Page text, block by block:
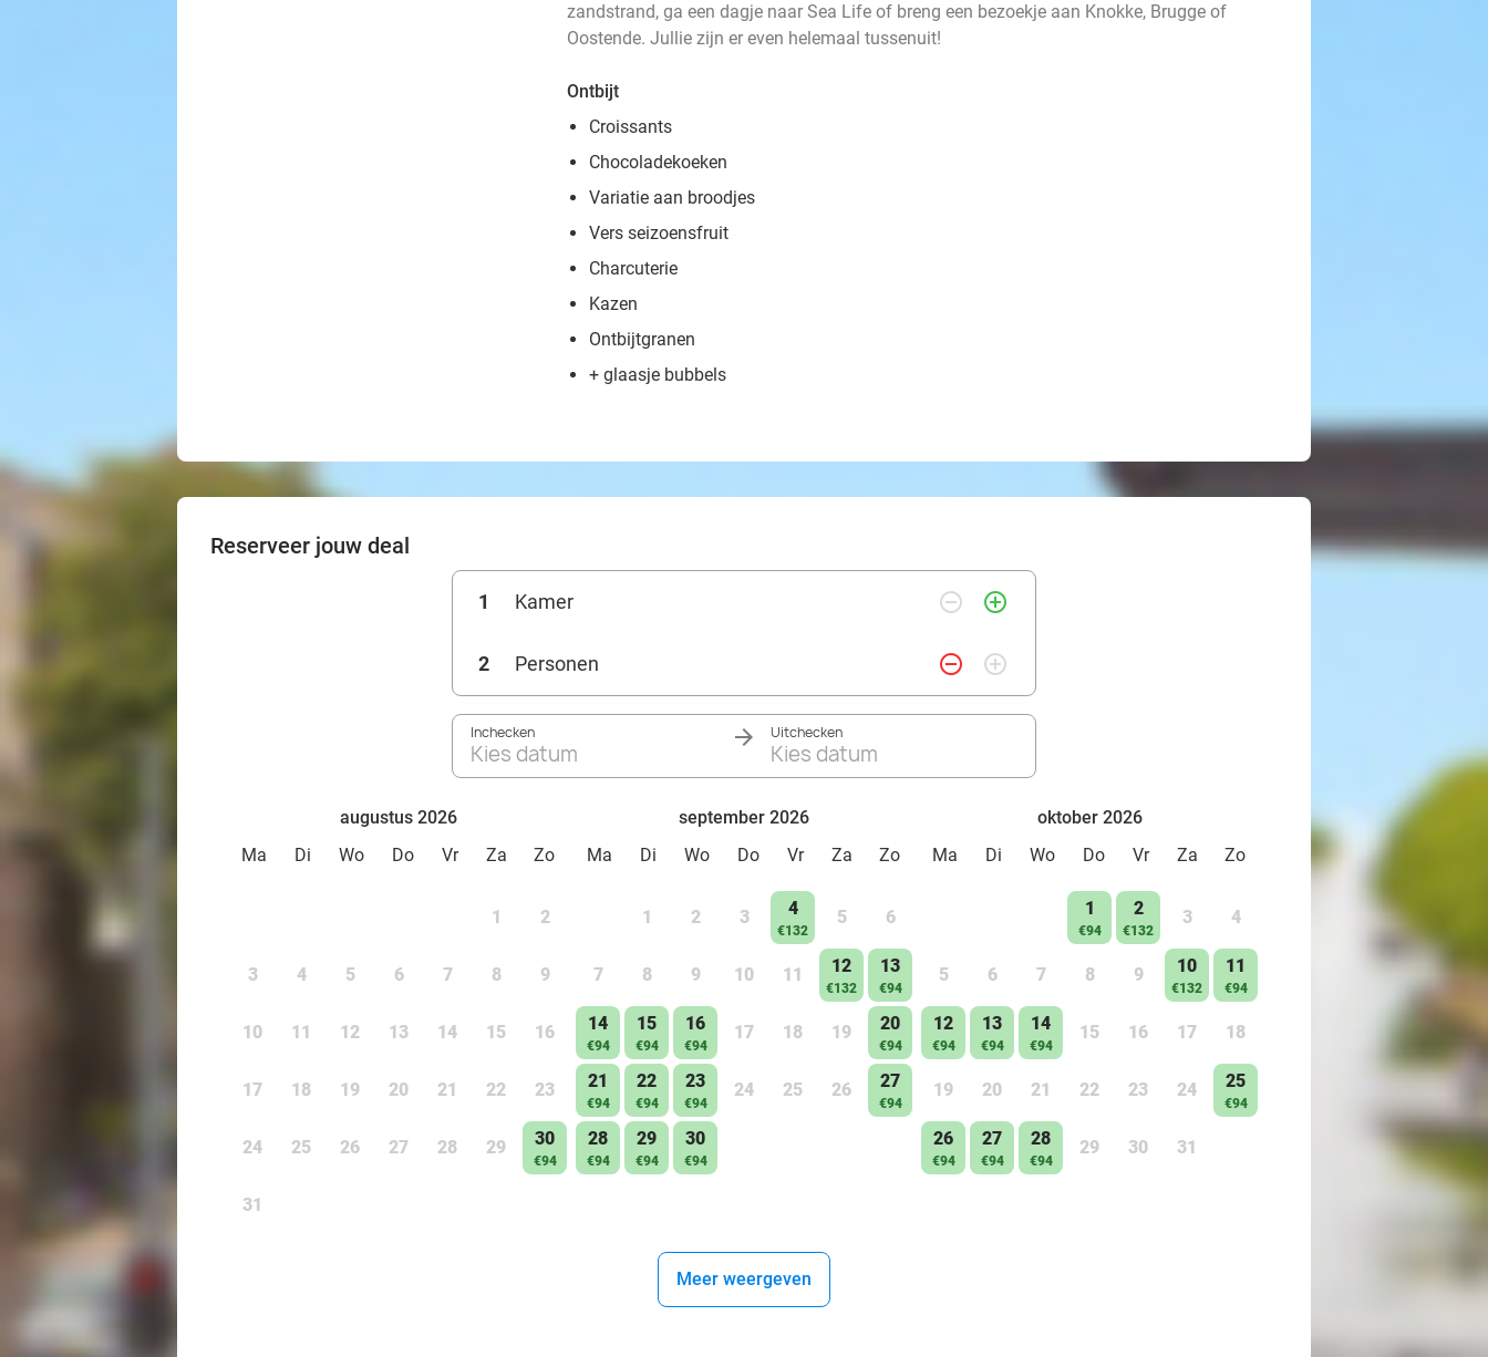
zandstrand, ga een dagje naar Sea Life of breng een bezoekje aan Knokke, Brugge of
Oostende. Jullie zijn er even helemaal tussenuit!
Ontbijt
Croissants
Chocoladekoeken
Variatie aan broodjes
Vers seizoensfruit
Charcuterie
Kazen
Ontbijtgranen
+ glaasje bubbels
Reserveer jouw deal
1 Kamer remove_circle_outline add_circle_outline
2 Personen remove_circle_outline add_circle_outline
Inchecken
Kies datum
Uitchecken
Kies datum
augustus 2026
Ma
Di Wo Do Vr Za Zo
1 2
3 4 5 6 7 8 9
10 11 12 13 14 15 16
17 18 19 20 21 22 23
24 25 26 27 28 29 30
€94
31
september 2026
Ma
Di Wo Do Vr Za Zo
1 2 3 4
€132
5 6
7 8 9 10 11 12
€132
13
€94
14
€94
15
€94
16
€94
17 18 19 20
€94
21
€94
22
€94
23
€94
24 25 26 27
€94
28
€94
29
€94
30
€94
oktober 2026
Ma
Di Wo Do Vr Za Zo
1
€94
2
€132
3 4
5 6 7 8 9 10
€132
11
€94
12
€94
13
€94
14
€94
15 16 17 18
19 20 21 22 23 24 25
€94
26
€94
27
€94
28
€94
29 30 31
Meer weergeven